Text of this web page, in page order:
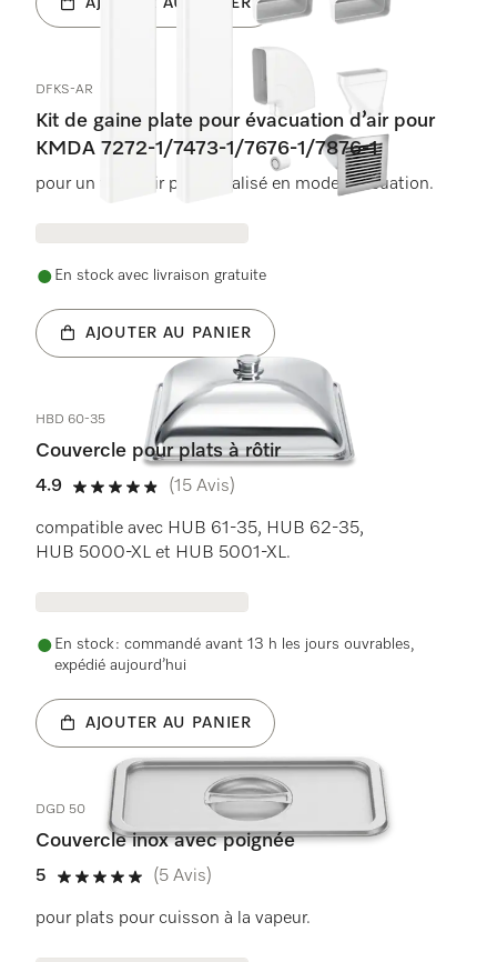
DFKS-AR
Kit de gaine plate pour évacuation d’air pour
KMDA 7272-1/7473-1/7676-1/7876-1
pour un flux d’air personnalisé en mode évacuation.
En stock avec livraison gratuite
AJOUTER AU PANIER
HBD 60-35
Couvercle pour plats à rôtir
4.9
4.9 étoiles sur 5
(15 Avis)
compatible avec HUB 61-35, HUB 62-35,
HUB 5000-XL et HUB 5001-XL.
En stock : commandé avant 13 h les jours ouvrables,
expédié aujourd’hui
AJOUTER AU PANIER
DGD 50
Couvercle inox avec poignée
5
5 étoiles sur 5
(5 Avis)
pour plats pour cuisson à la vapeur.